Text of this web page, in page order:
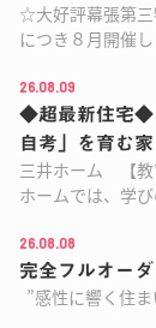
☆大好評幕張第
につき８月開催
26.08.09
◆超最新住宅◆
自考」を育む家
三井ホーム 【教
ホームでは、学
26.08.08
完全フルオー
”感性に響く住